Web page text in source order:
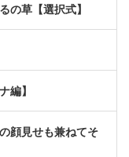
の草【選択式】
編】
顔見せも兼ねてそ